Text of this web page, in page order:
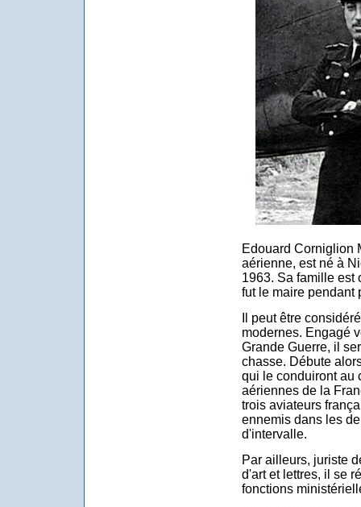
Edouard Corniglion
aérienne, est né à
1963. Sa famille est
fut le maire pendant
Il peut être
modernes. Engagé
Grande Guerre, il
chasse. Débute
qui le conduiront au
aériennes de la
trois aviateurs
ennemis dans les
d'intervalle.
Par ailleurs, juriste
d'art et lettres, il se
fonctions